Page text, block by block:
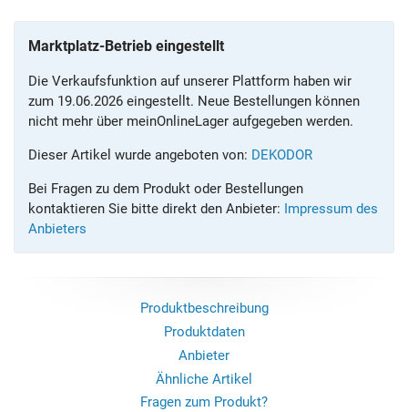
Marktplatz-Betrieb eingestellt
Die Verkaufsfunktion auf unserer Plattform haben wir
zum 19.06.2026 eingestellt. Neue Bestellungen können
nicht mehr über meinOnlineLager aufgegeben werden.
Dieser Artikel wurde angeboten von: DEKODOR
Bei Fragen zu dem Produkt oder Bestellungen
kontaktieren Sie bitte direkt den Anbieter: Impressum des
Anbieters
Produktbeschreibung
Produktdaten
Anbieter
Ähnliche Artikel
Fragen zum Produkt?